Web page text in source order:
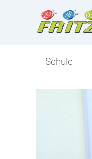
Schule
Direktion